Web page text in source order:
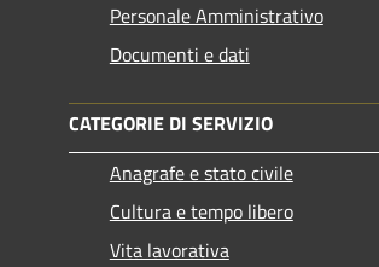
Personale Amministrativo
Documenti e dati
CATEGORIE DI SERVIZIO
Anagrafe e stato civile
Cultura e tempo libero
Vita lavorativa